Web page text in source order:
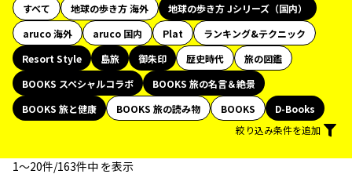
すべて 地球の歩き方 海外
地球の歩き方 Jシリーズ（国内）
aruco 海外
aruco 国内 Plat
ランキング&テクニック
Resort Style
島旅 御朱印 歴史時代
旅の図鑑
BOOKS スペシャルコラボ
BOOKS 旅の名言＆絶景
BOOKS 旅と健康
BOOKS 旅の読み物 BOOKS
D-Books
絞り込み条件を追加
1〜20件/163件中 を表示